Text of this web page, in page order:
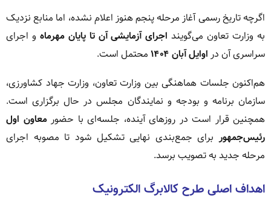
اگرچه تاریخ رسمی آغاز مرحله پنجم هنوز اعلام نشده، اما منابع نزدیک
به وزارت تعاون می‌گویند اجرای آزمایشی آن تا پایان مهرماه و اجرای
سراسری آن در اوایل آبان ۱۴۰۴
محتمل است.
هم‌اکنون جلسات هماهنگی بین وزارت تعاون، وزارت جهاد کشاورزی،
سازمان برنامه و بودجه و نمایندگان مجلس در حال برگزاری است.
همچنین قرار است در روزهای آینده، جلسه‌ای با حضورمعاون اول
رئیس‌جمهور برای جمع‌بندی نهایی تشکیل شود تا مصوبه اجرای
مرحله جدید به تصویب برسد.
اهداف اصلی طرح کالابرگ الکترونیک